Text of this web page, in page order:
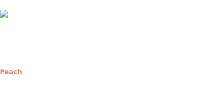
Peach